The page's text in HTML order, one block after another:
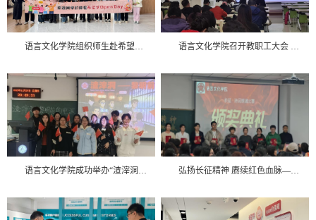
语言文化学院组织师生赴希望学开展实习就业调研活动 语言文化学院召开教职工大会 开展党的二十届四中全会精神专题学习